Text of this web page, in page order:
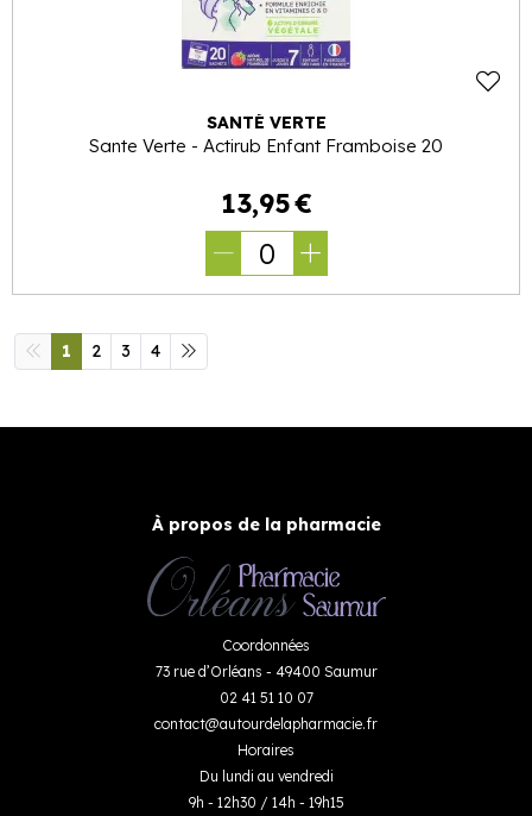
SANTÉ VERTE
Sante Verte - Actirub Enfant Framboise 20
13,95€
0
1 2 3 4
À propos de la pharmacie
Coordonnées
73 rue d’Orléans - 49400 Saumur
02 41 51 10 07
contact@autourdelapharmacie.fr
Horaires
Du lundi au vendredi
9h - 12h30 / 14h - 19h15